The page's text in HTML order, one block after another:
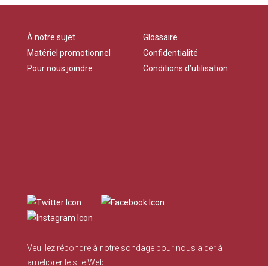
À notre sujet
Matériel promotionnel
Pour nous joindre
Glossaire
Confidentialité
Conditions d’utilisation
Veuillez répondre à notre sondage pour nous aider à
améliorer le site Web.